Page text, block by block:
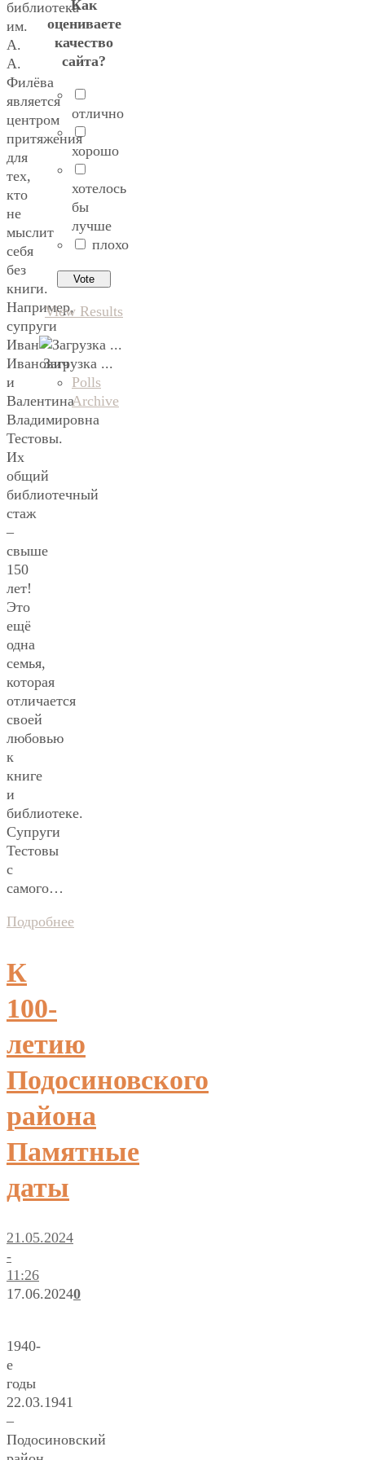
библиотека
им.
А.
А.
Филёва
является
центром
притяжения
для
тех,
кто
не
мыслит
себя
без
книги.
Например,
супруги
Иван
Иванович
и
Валентина
Владимировна
Тестовы.
Их
общий
библиотечный
стаж
–
свыше
150
лет!
Это
ещё
одна
семья,
которая
отличается
своей
любовью
к
книге
и
библиотеке.
Супруги
Тестовы
с
самого…
Подробнее
К
100-
летию
Подосиновского
района
Памятные
даты
21.05.2024
-
11:26
17.06.20240
1940-
е
годы
22.03.1941
–
Подосиновский
Как
оцениваете
качество
сайта?
отлично
хорошо
хотелось
бы
лучше
плохо
View Results
Загрузка ...
Polls
Archive